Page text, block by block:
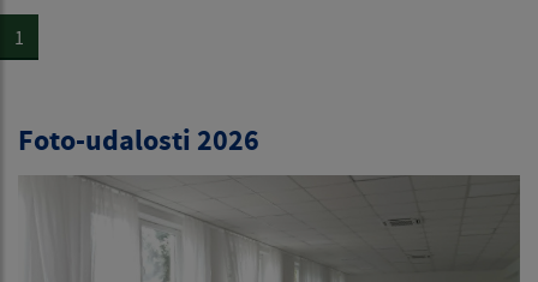
1
Foto-udalosti 2026